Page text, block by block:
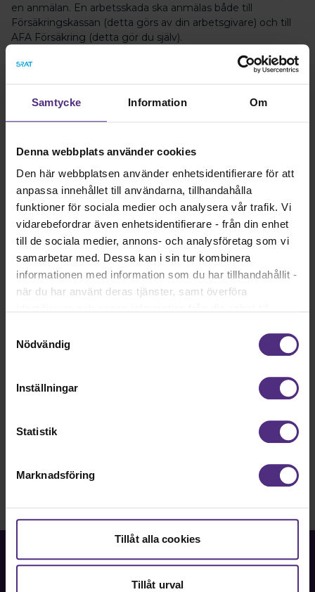
Samtycke Information Om
Denna webbplats använder cookies
Den här webbplatsen använder enhetsidentifierare för att
anpassa innehållet till användarna, tillhandahålla
funktioner för sociala medier och analysera vår trafik. Vi
vidarebefordrar även enhetsidentifierare - från din enhet
till de sociala medier, annons- och analysföretag som vi
samarbetar med. Dessa kan i sin tur kombinera
informationen med information som du har tillhandahållit -
när du har använt deras tjänster, samt överföra
Dock har vi lagt in anonymisering av IP-adress i
förhållande till Google Analytics. Du godkänner våra
cookies vid fortsatt användande av vår webbplats.
Nödvändig
Inställningar
Statistik
Marknadsföring
Tillåt alla cookies
Tillåt urval
en anmälan. En arbetsskada ska anmälas både till
Försäkringskassan (detta görs av din arbetsgivare) och till
AFA Försäkring (detta gör du själv).
Du kan få hjälp via
eller av ditt lokala
Ditt försäkringsskydd
Du har enligt lag ett försäkringsskydd som består av ett
kostnader som uppstår i samband med skadan. Har
arbetsgivaren kollektivavtal? I så fall har du dessutom ett
kompletterande försäkringsskydd som kan ge
kompensation för lidande och nedsatta kroppsfunktioner.
Läs mer